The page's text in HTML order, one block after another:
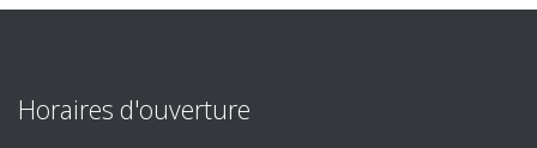
Horaires d'ouverture